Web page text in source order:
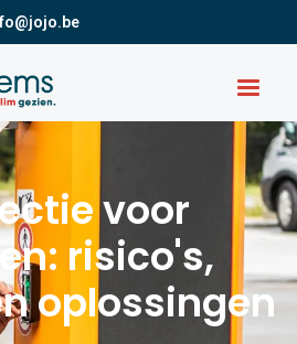
voor
risico's,
oplossingen